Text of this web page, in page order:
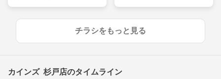
チラシをもっと見る
カインズ 杉戸店のタイムライン